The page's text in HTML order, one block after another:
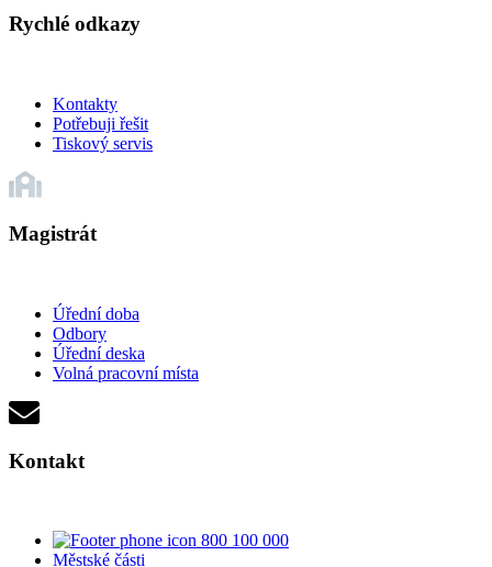
Rychlé odkazy
Kontakty
Potřebuji řešit
Tiskový servis
Magistrát
Úřední doba
Odbory
Úřední deska
Volná pracovní místa
Kontakt
800 100 000
Městské části